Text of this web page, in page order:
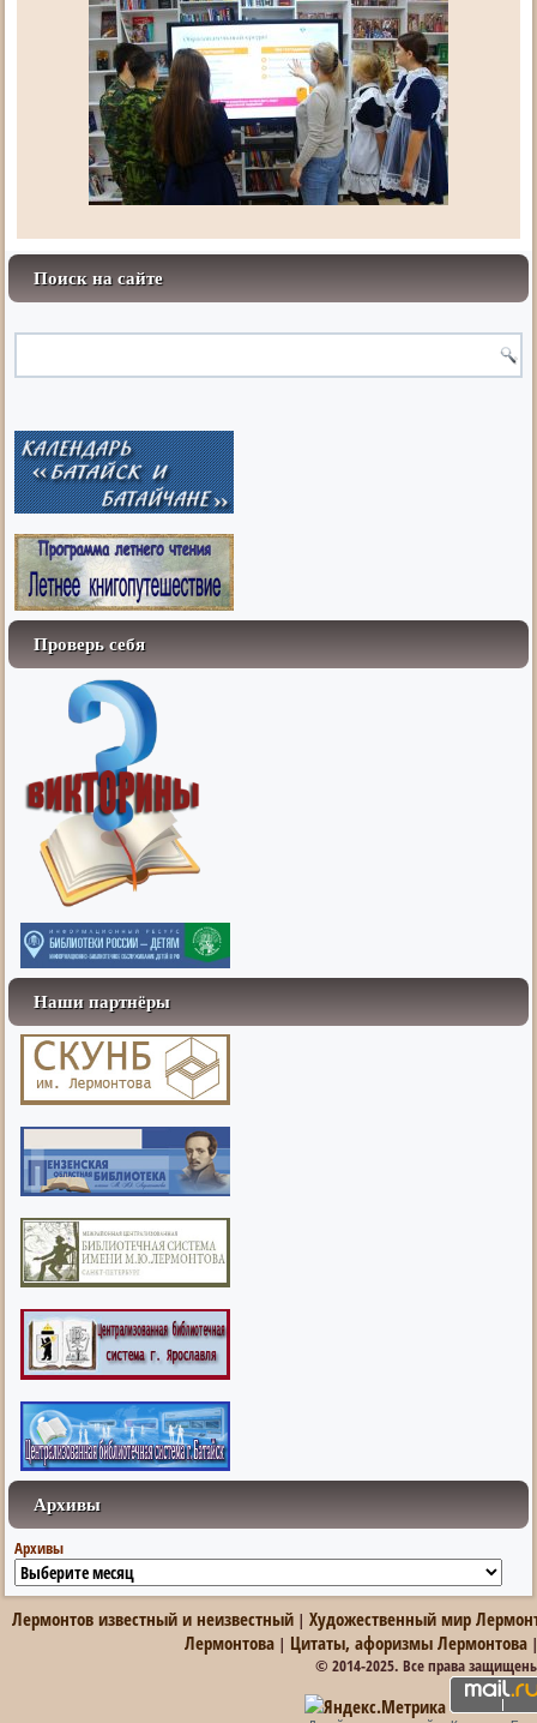
Поиск на сайте
Проверь себя
Наши партнёры
Архивы
Архивы
Лермонтов известный и неизвестный |Художественный мир
Лермонтова | Цитаты, афоризмы Лермонтова
© 2014-2025. Все права